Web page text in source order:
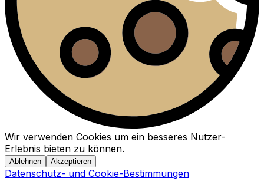
Wir verwenden Cookies um ein besseres Nutzer-
Erlebnis bieten zu können.
Ablehnen Akzeptieren
Datenschutz- und Cookie-Bestimmungen